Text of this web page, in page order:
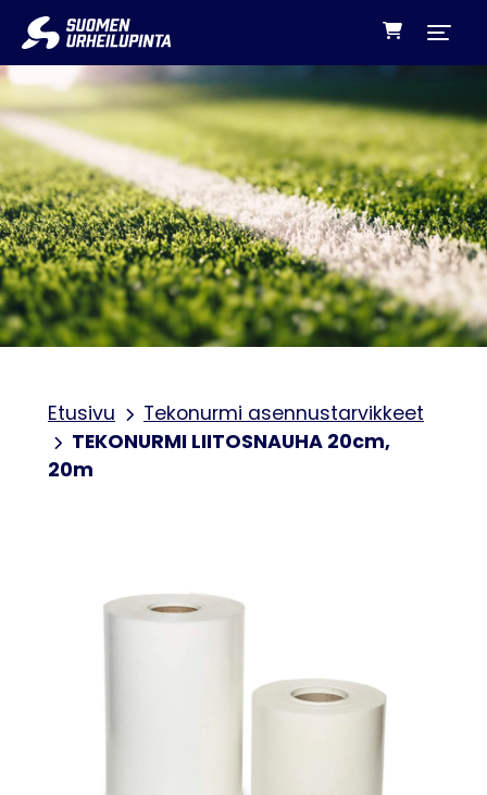
Siirry sisältöön
Etusivu Tekonurmi asennustarvikkeet
TEKONURMI LIITOSNAUHA 20cm,
20m